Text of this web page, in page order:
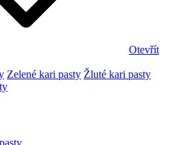
Otevřít
Zelené kari pasty Žluté kari pasty